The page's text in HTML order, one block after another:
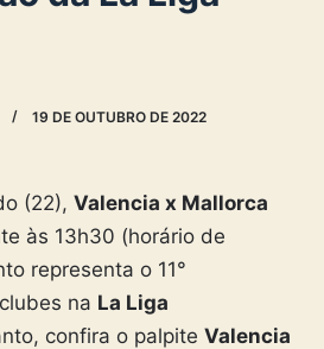
19 DE OUTUBRO DE 2022
(22), Valencia x Mallorca
às 13h30 (horário de
representa o 11°
na La Liga
confira o palpite Valencia